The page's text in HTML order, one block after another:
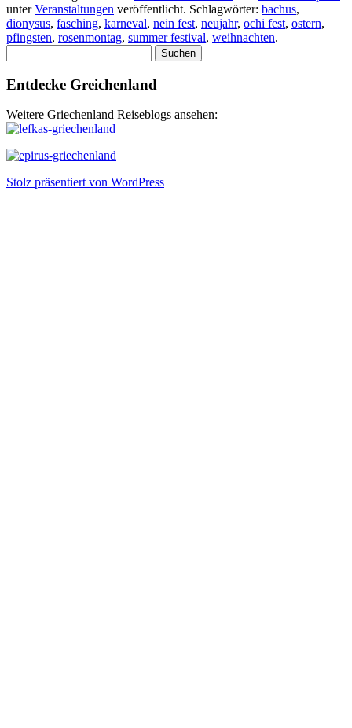
unterVeranstaltungen veröffentlicht. Schlagwörter: bachus,
dionysus, fasching, karneval, nein fest, neujahr, ochi fest, ostern,
pfingsten, rosenmontag, summer festival, weihnachten.
nach:
Entdecke Greichenland
Weitere Griechenland Reiseblogs ansehen:
Stolz präsentiert von WordPress